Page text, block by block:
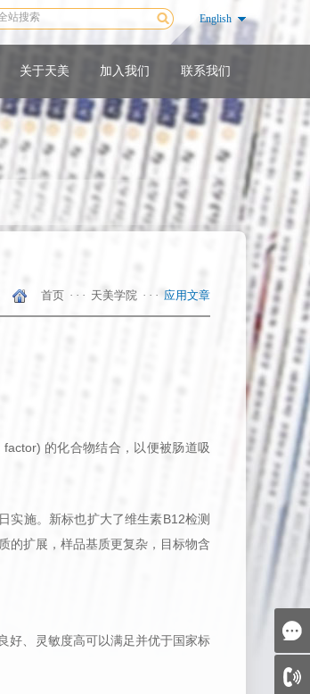
成
工厂)
English
关于天美 加入我们 联系我们
首页 · · · 天美学院 · · · 应用文章
的化合物结合，以便被肠道吸
实施。新标也扩大了维生素B12检测
的扩展，样品基质更复杂，目标物含
好、灵敏度高可以满足并优于国家标